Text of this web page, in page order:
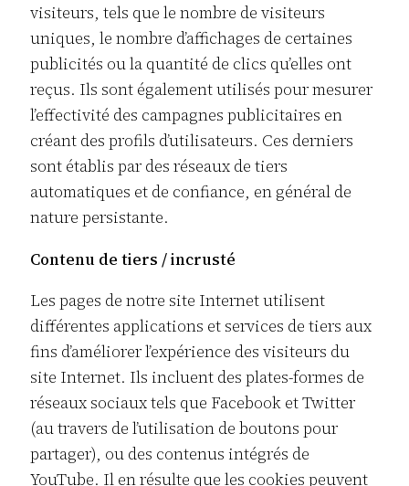
visiteurs, tels que le nombre de visiteurs
uniques, le nombre d’affichages de certaines
publicités ou la quantité de clics qu’elles ont
reçus. Ils sont également utilisés pour mesurer
l’effectivité des campagnes publicitaires en
créant des profils d’utilisateurs. Ces derniers
sont établis par des réseaux de tiers
automatiques et de confiance, en général de
nature persistante.
Contenu de tiers / incrusté
Les pages de notre site Internet utilisent
différentes applications et services de tiers aux
fins d’améliorer l’expérience des visiteurs du
site Internet. Ils incluent des plates-formes de
réseaux sociaux tels que Facebook et Twitter
(au travers de l’utilisation de boutons pour
partager), ou des contenus intégrés de
YouTube. Il en résulte que les cookies peuvent